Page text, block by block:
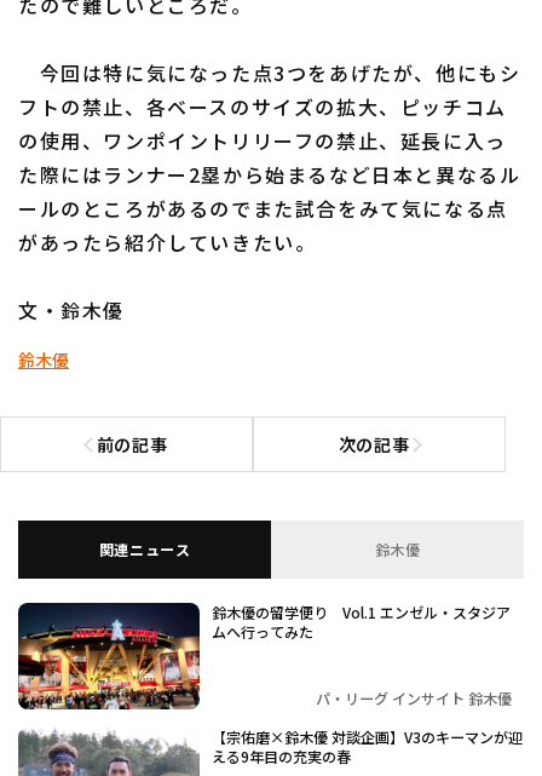
今回は特に気になった点3つをあげたが、他にもシ
フトの禁止、各ベースのサイズの拡大、ピッチコム
の使用、ワンポイントリリーフの禁止、延長に入っ
た際にはランナー2塁から始まるなど日本と異なるル
ールのところがあるのでまた試合をみて気になる点
があったら紹介していきたい。
文・鈴木優
鈴木優
前の記事
前の記事へ 次の記事次の記事へ
関連ニュース 鈴木優
鈴木優の留学便り Vol.1 エンゼル・スタジア
ムへ行ってみた
パ・リーグ インサイト 鈴木優
【宗佑磨×鈴木優 対談企画】V3のキーマンが迎
える9年目の充実の春